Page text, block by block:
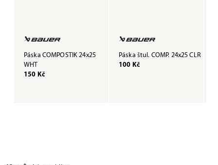
Páska COMPOSTIK 24x25
WHT
150 Kč
Páska štul. COMP. 24x25 CLR
100 Kč